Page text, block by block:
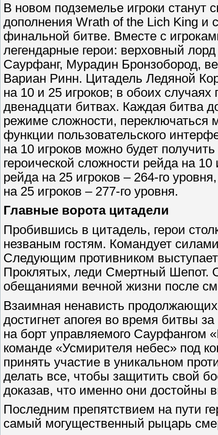
В новом подземелье игроки станут
дополнения Wrath of the Lich King и
финальной битве. Вместе с
легендарные герои: верховный
Саурфанг, Мурадин Бронзобород,
Вариан Ринн. Цитадель Ледяной
на 10 и 25 игроков; в обоих
двенадцати битвах. Каждая битва
режиме сложности,
функции пользовательского
на 10 игроков можно будет
героической сложности рейда на
рейда на 25 игроков – 264-го
на 25 игроков – 277-го уровня.
Главные ворота цитадели
Пробившись в цитадель, герои
незваным гостям. Командует
Следующим противником
Проклятых, леди Смертный Шепот.
обещаниями вечной жизни после
Взаимная ненависть
достигнет апогея во время битвы
на борт управляемого Саурфангом
команде «Усмирителя небес» под
принять участие в уникальном
делать все, чтобы защитить свой
доказав, что именно они достойны
Последним препятствием на пути
самый могущественный рыцарь